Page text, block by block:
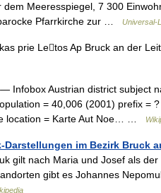
dem Meeresspiegel, 7 300
Pfarrkirche zur …
Universal-
prie Letos Ap Bruck an der
— Infobox Austrian district subject
= 40,006 (2001) prefix =
location = Karte Aut Noe… …
im Bezirk Bruck
gilt nach Maria und Josef als
gibt es Johannes